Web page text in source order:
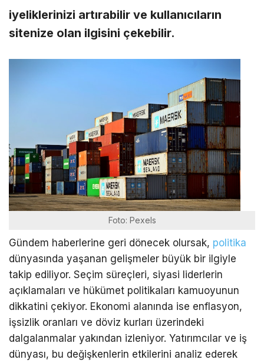
iyeliklerinizi artırabilir ve kullanıcıların
sitenize olan ilgisini çekebilir.
Foto: Pexels
Gündem haberlerine geri dönecek olursak, politika
dünyasında yaşanan gelişmeler büyük bir ilgiyle
takip ediliyor. Seçim süreçleri, siyasi liderlerin
açıklamaları ve hükümet politikaları kamuoyunun
dikkatini çekiyor. Ekonomi alanında ise enflasyon,
işsizlik oranları ve döviz kurları üzerindeki
dalgalanmalar yakından izleniyor. Yatırımcılar ve iş
dünyası, bu değişkenlerin etkilerini analiz ederek